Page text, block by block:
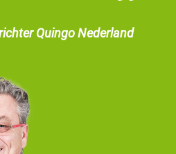
Quingo Nederland